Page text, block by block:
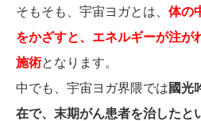
そもそも、宇宙ヨガとは、 体の
をかざすと、エネルギーが注が
施術となります。
中でも、宇宙ヨガ界隈では 國光
在で、末期がん患者を治したと